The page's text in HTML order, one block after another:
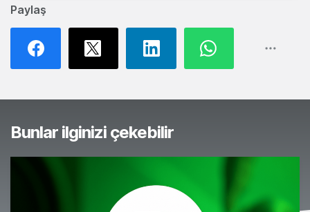
Paylaş
Bunlar ilginizi çekebilir